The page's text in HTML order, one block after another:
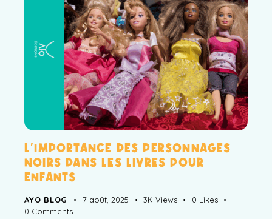
L’IMPORTANCE DES PERSONNAGES
NOIRS DANS LES LIVRES POUR
ENFANTS
AYO BLOG 7 août, 2025 3K Views 0 Likes
0 Comments